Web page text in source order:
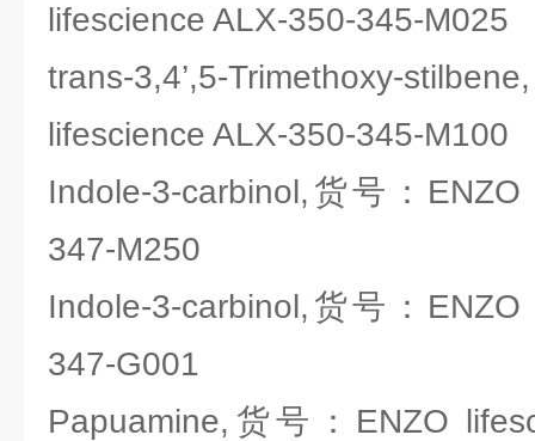
lifescience ALX-350-345-M025
trans-3,4’,5-Trimethoxy-
lifescience ALX-350-345-M100
Indole-3-carbinol,货号：ENZO
347-M250
Indole-3-carbinol,货号：ENZO
347-G001
Papuamine,货号：ENZO